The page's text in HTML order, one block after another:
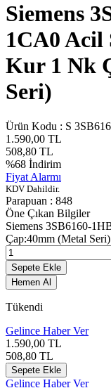
Siemens
1CA0 Acil
Kur 1 Nk
Seri)
Ürün Kodu : S
1.590,00 TL
508,80 TL
%68 İndirim
Fiyat Alarmı
KDV Dahildir.
Parapuan : 848
Öne Çıkan Bilgiler
Siemens 3SB6160-
Çap:40mm (Metal Seri)
Sepete Ekle
Hemen Al
Tükendi
Gelince Haber Ver
1.590,00 TL
508,80 TL
Sepete Ekle
Gelince Haber Ver